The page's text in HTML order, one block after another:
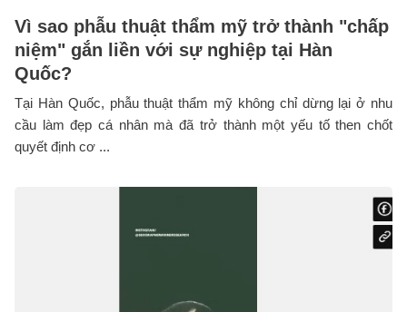
Vì sao phẫu thuật thẩm mỹ trở thành "chấp
niệm" gắn liền với sự nghiệp tại Hàn
Quốc?
Tại Hàn Quốc, phẫu thuật thẩm mỹ không chỉ dừng lại ở nhu
cầu làm đẹp cá nhân mà đã trở thành một yếu tố then chốt
quyết định cơ ...